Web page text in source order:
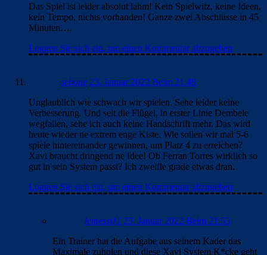
Das Spiel ist leider absolut lahm! Kein Spielwitz, keine Ideen,
kein Tempo, nichts vorhanden! Ganze zwei Abschlüsse in 45
Minuten….
Loggen Sie sich ein, um einen Kommentar abzugeben
sebone 23. Januar 2022 Beim 21:49
Unglaublich wie schwach wir spielen. Sehe leider keine
Verbesserung. Und seit die Flügel, in erster Linie Dembele
wegfallen, sehe ich auch keine Handschrift mehr. Das wird
heute wieder ne extrem enge Kiste. Wie sollen wir mal 5-6
spiele hintereinander gewinnen, um Platz 4 zu erreichen?
Xavi braucht dringend ne Idee! Ob Ferran Torres wirklich so
gut in sein System passt? Ich zweifle grade etwas dran.
Loggen Sie sich ein, um einen Kommentar abzugeben
lemessi11 23. Januar 2022 Beim 21:53
Ein Trainer hat die Aufgabe aus seinem Kader das
Maximale zuholen und diese Xavi System K*cke geht